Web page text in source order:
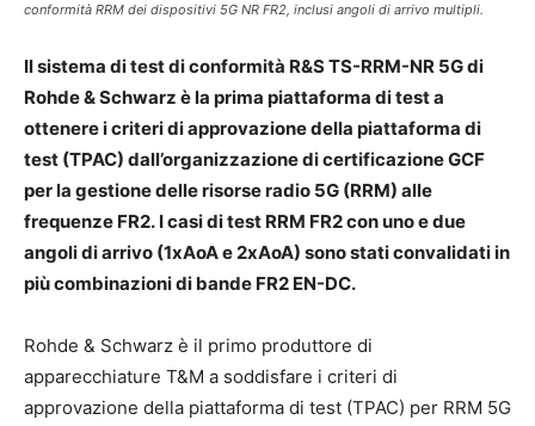
conformità RRM dei dispositivi 5G NR FR2, inclusi angoli di arrivo multipli.
Il sistema di test di conformità R&S TS-RRM-NR 5G di
Rohde & Schwarz è la prima piattaforma di test a
ottenere i criteri di approvazione della piattaforma di
test (TPAC) dall’organizzazione di certificazione GCF
per la gestione delle risorse radio 5G (RRM) alle
frequenze FR2. I casi di test RRM FR2 con uno e due
angoli di arrivo (1xAoA e 2xAoA) sono stati convalidati in
più combinazioni di bande FR2 EN-DC.
Rohde & Schwarz è il primo produttore di
apparecchiature T&M a soddisfare i criteri di
approvazione della piattaforma di test (TPAC) per RRM 5G